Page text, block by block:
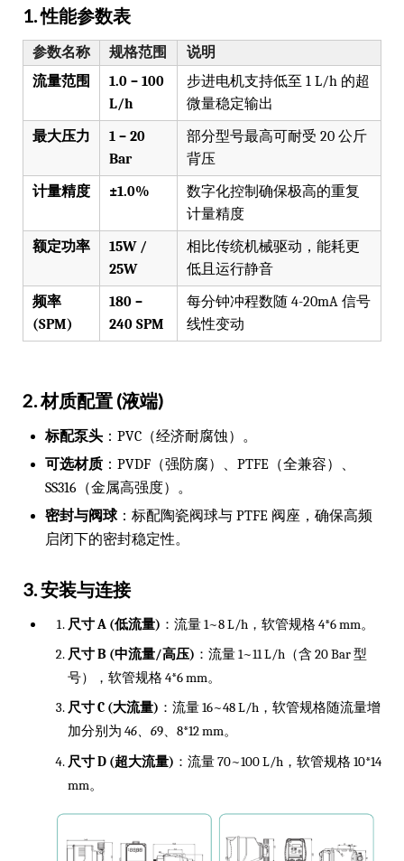
1. 性能参数表
参数名称 规格范围
说明
流量范围
1.0 – 100
L/h
步进电机支持低至 1 L/h 的超
微量稳定输出
最大压力
1 – 20
Bar
部分型号最高可耐受 20 公斤
背压
计量精度
±1.0%
数字化控制确保极高的重复
计量精度
额定功率
15W /
25W
相比传统机械驱动，能耗更
低且运行静音
频率
(SPM)
180 –
240 SPM
每分钟冲程数随 4-20mA 信号
线性变动
2. 材质配置 (液端)
标配泵头 ：PVC（经济耐腐蚀）。
可选材质 ：PVDF（强防腐）、PTFE（全兼容）、
SS316（金属高强度）。
密封与阀球：标配陶瓷阀球与 PTFE 阀座，确保高频
启闭下的密封稳定性。
3. 安装与连接
尺寸 A (低流量) ：流量 1~8 L/h，软管规格 4*6 mm。
尺寸 B (中流量/高压) ：流量 1~11 L/h（含 20 Bar 型
号），软管规格 4*6 mm。
尺寸 C (大流量) ：流量 16~48 L/h，软管规格随流量增
加分别为 46、69、8*12 mm。
尺寸 D (超大流量) ：流量 70~100 L/h，软管规格 10*14
mm。